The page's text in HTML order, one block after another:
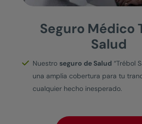
Seguro Médico
Salud
Nuestro seguro de Salud “Trébol
una amplia cobertura para tu
cualquier hecho inesperado.